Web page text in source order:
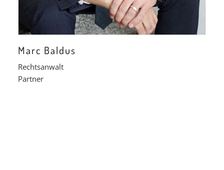
Marc Baldus
Rechtsanwalt
Partner